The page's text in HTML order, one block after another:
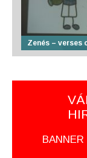
Zenés –